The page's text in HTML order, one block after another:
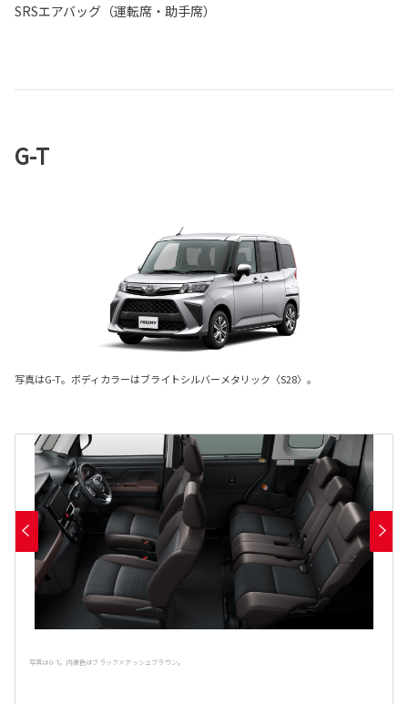
SRSエアバッグ（運転席・助手席）
G-T
写真はG-T。ボディカラーはブライトシルバーメタリック〈S28〉。
写真はG-T。内装色はブラック×アッシュブラウン。